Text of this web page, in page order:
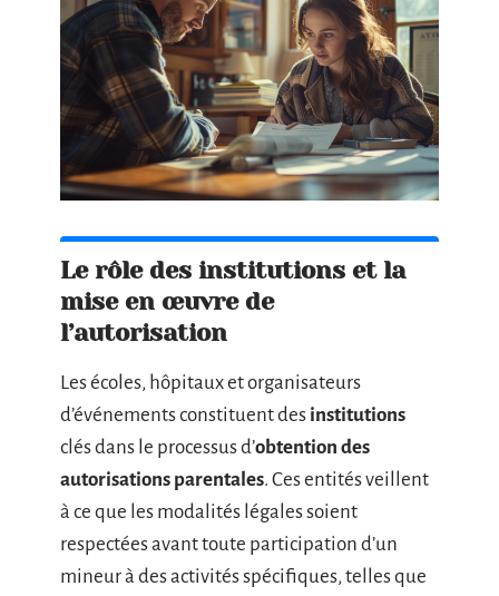
Le rôle des institutions et la
mise en œuvre de
l’autorisation
Les écoles, hôpitaux et organisateurs
d’événements constituent des institutions
clés dans le processus d’obtention des
autorisations parentales. Ces entités veillent
à ce que les modalités légales soient
respectées avant toute participation d’un
mineur à des activités spécifiques, telles que